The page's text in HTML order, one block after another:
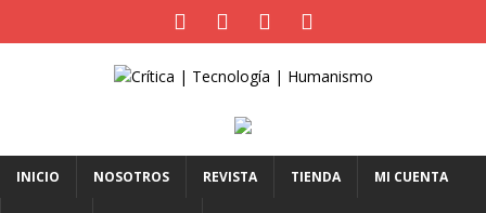
INICIO NOSOTROS REVISTA TIENDA MI CUENTA